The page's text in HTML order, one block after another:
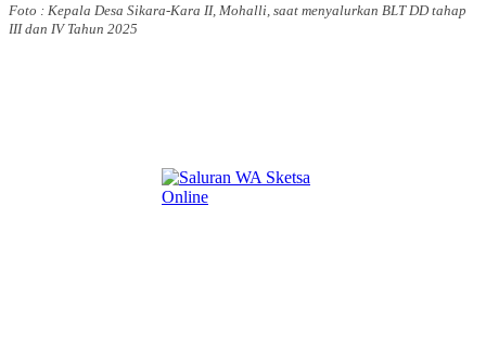
Foto : Kepala Desa Sikara-Kara II, Mohalli, saat menyalurkan BLT DD tahap
III dan IV Tahun 2025